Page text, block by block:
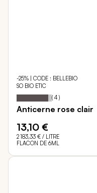
-25% | CODE : BELLEBIO
SO BIO ETIC
Notation: 90
% of
( 4 )
Anticerne rose clair
13,10 €
2 183,33 € / LITRE
FLACON DE 6ML